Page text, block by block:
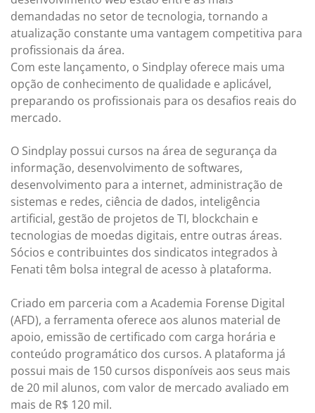
demandadas no setor de tecnologia, tornando a
atualização constante uma vantagem competitiva para
profissionais da área.
Com este lançamento, o Sindplay oferece mais uma
opção de conhecimento de qualidade e aplicável,
preparando os profissionais para os desafios reais do
mercado.
O Sindplay possui cursos na área de segurança da
informação, desenvolvimento de softwares,
desenvolvimento para a internet, administração de
sistemas e redes, ciência de dados, inteligência
artificial, gestão de projetos de TI, blockchain e
tecnologias de moedas digitais, entre outras áreas.
Sócios e contribuintes dos sindicatos integrados à
Fenati têm bolsa integral de acesso à plataforma.
Criado em parceria com a Academia Forense Digital
(AFD), a ferramenta oferece aos alunos material de
apoio, emissão de certificado com carga horária e
conteúdo programático dos cursos. A plataforma já
possui mais de 150 cursos disponíveis aos seus mais
de 20 mil alunos, com valor de mercado avaliado em
mais de R$ 120 mil.